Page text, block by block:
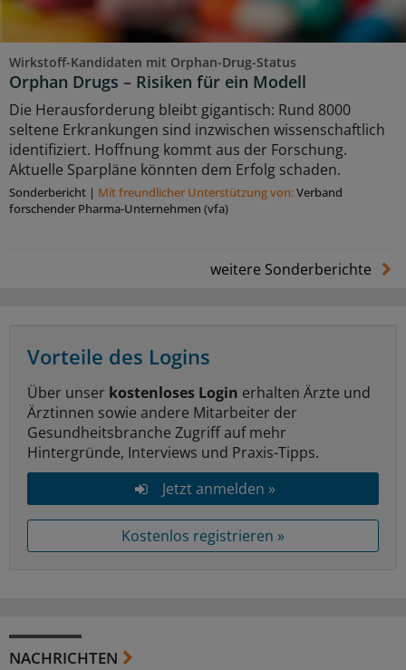
Wirkstoff-Kandidaten mit Orphan-Drug-Status
Orphan Drugs – Risiken für ein Modell
Die Herausforderung bleibt gigantisch: Rund 8000
seltene Erkrankungen sind inzwischen wissenschaftlich
identifiziert. Hoffnung kommt aus der Forschung.
Aktuelle Sparpläne könnten dem Erfolg schaden.
Sonderbericht | Mit freundlicher Unterstützung von:Verband
forschender Pharma-Unternehmen (vfa)
weitere Sonderberichte
Vorteile des Logins
Über unser kostenloses Login erhalten Ärzte und
Ärztinnen sowie andere Mitarbeiter der
Gesundheitsbranche Zugriff auf mehr
Hintergründe, Interviews und Praxis-Tipps.
Jetzt anmelden »
Kostenlos registrieren »
NACHRICHTEN